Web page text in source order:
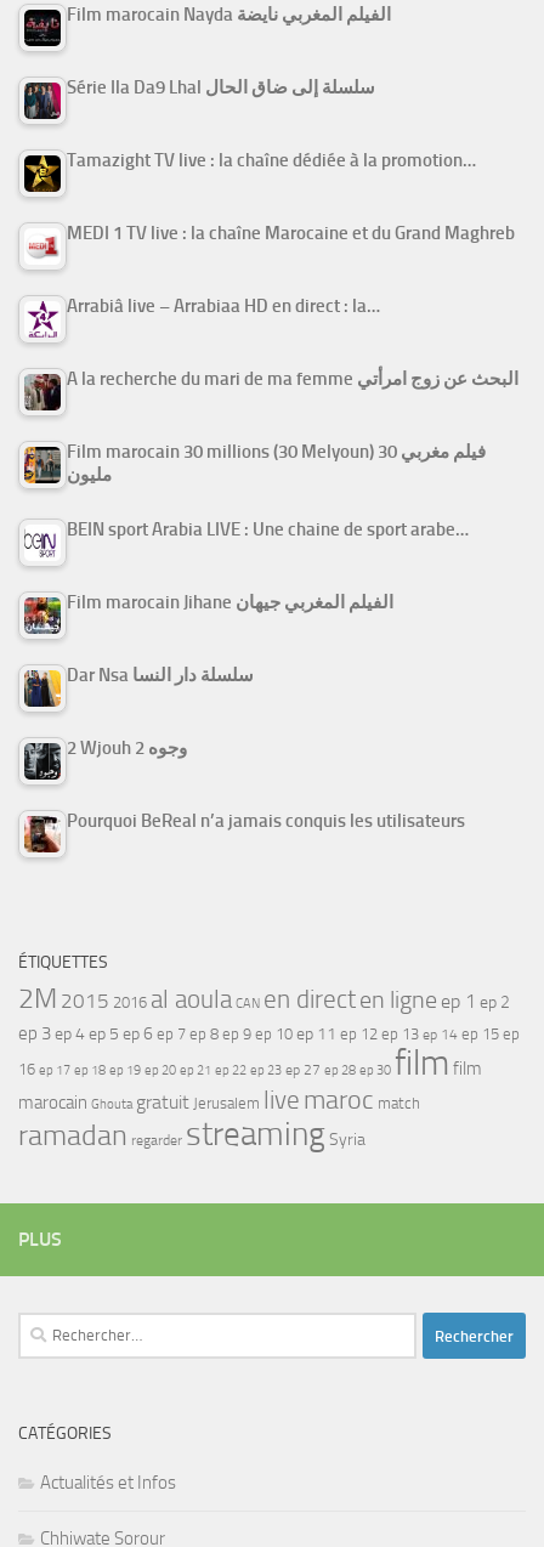
Film marocain Nayda الفيلم المغربي نايضة
Série Ila Da9 Lhal سلسلة إلى ضاق الحال
Tamazight TV live : la chaîne dédiée à la promotion…
MEDI 1 TV live : la chaîne Marocaine et du Grand Maghreb
Arrabiâ live – Arrabiaa HD en direct : la…
A la recherche du mari de ma femme البحث عن زوج امرأتي
Film marocain 30 millions (30 Melyoun) فيلم مغربي 30
مليون
BEIN sport Arabia LIVE : Une chaine de sport arabe…
Film marocain Jihane الفيلم المغربي جيهان
Dar Nsa سلسلة دار النسا
2 Wjouh 2 وجوه
Pourquoi BeReal n’a jamais conquis les utilisateurs
ÉTIQUETTES
2M 2015 2016 al aoula CAN en directen ligne ep 1 ep 2
ep 3ep 4ep 5 ep 6 ep 7 ep 8 ep 9 ep 10 ep 11 ep 12 ep 13 ep 14 ep 15 ep
16 ep 17 ep 18 ep 19 ep 20 ep 21 ep 22 ep 23 ep 27 ep 28 ep 30 film film
marocain Ghouta gratuit Jerusalem live maroc match
ramadan regarder streamingSyria
PLUS
Rechercher :
CATÉGORIES
Actualités et Infos
Chhiwate Sorour